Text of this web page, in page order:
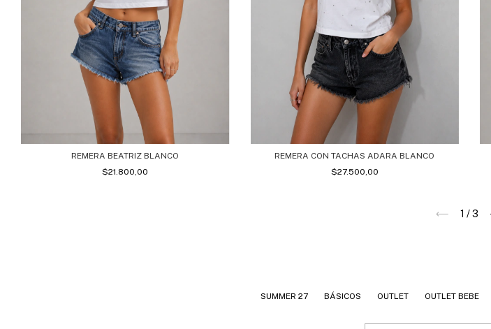
REMERA BEATRIZ BLANCO
$21.800,00
REMERA CON TACHAS ADARA BLANCO
$27.500,00
1 /3
SUMMER 27 BÁSICOS OUTLET OUTLET BEBE